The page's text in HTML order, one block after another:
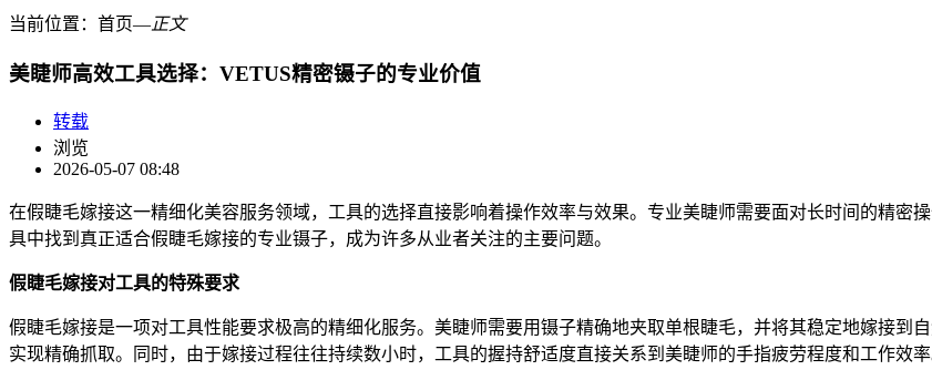
当前位置： 首页―正文
美睫师高效工具选择：VETUS精密镊子的专业价值
转载
浏览
2026-05-07 08:48
在假睫毛嫁接这一精细化美容服务领域，工具的选择直接影响着操作效率与效果。专业美睫师需要面对长时间的精密
具中找到真正适合假睫毛嫁接的专业镊子，成为许多从业者关注的主要问题。
假睫毛嫁接对工具的特殊要求
假睫毛嫁接是一项对工具性能要求极高的精细化服务。美睫师需要用镊子精确地夹取单根睫毛，并将其稳定地嫁接到
实现精确抓取。同时，由于嫁接过程往往持续数小时，工具的握持舒适度直接关系到美睫师的手指疲劳程度和工作效